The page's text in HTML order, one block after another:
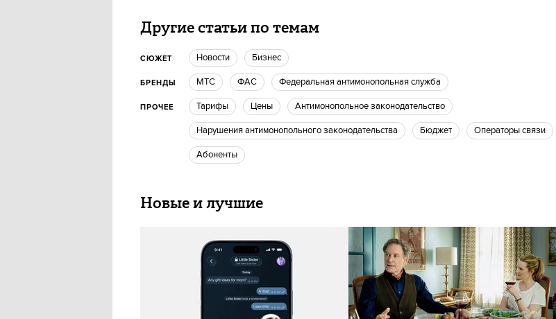
Другие статьи по темам
СЮЖЕТ новости бизнес
БРЕНДЫ МТС ФАС Федеральная антимонопольная служба
ПРОЧЕЕ Тарифы Цены антимонопольное законодательство
нарушения антимонопольного законодательства Бюджет операторы связи
абоненты
Новые и лучшие